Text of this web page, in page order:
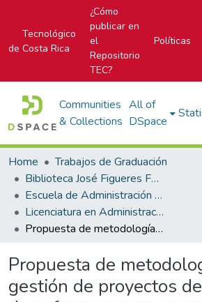
Tecnológico
de Costa Rica
¿Cómo
publicar en
el
Repositorio
TEC?
Políticas
Communities
& Collections
All of
DSpace
Home
Trabajos de Graduación
Biblioteca José Figueres Ferrer
Escuela de Administración de Tecnologías de Información (antes era Área Académica de Administración de Tecnologías de Información)
Licenciatura en Administración de Tecnología de Información
Propuesta de metodología para la gestión de proyectos de desarrollo de software en una empresa de tecnología, basado en las mejores prácticas de la industria
Propuesta de
gestión de proyectos